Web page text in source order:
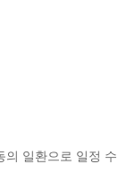
일환으로 일정